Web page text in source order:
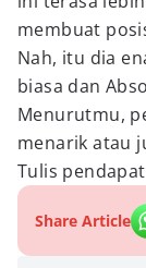
membuat
Nah, itu dia
biasa dan
Menurutmu,
menarik atau
Tulis
Share Article